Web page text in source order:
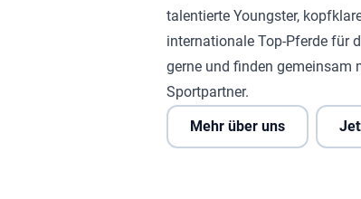
talentierte Youngster,
internationale Top-Pferde für
gerne und finden gemeinsam
Sportpartner.
Mehr über uns